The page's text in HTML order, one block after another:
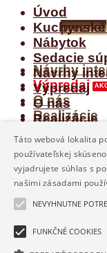
prezrieť
Návrhy
Výpredaj
O nás
Realizácie
Úvod
Nábytok
Sedacie
Návrhy
Výpredaj
O nás
Realizácie
Kontakt
Prihlásenie
Používateľské
Heslo
Táto webová lokalita
používateľskej
vyjadrujete súhlas s
našimi zásadami
NEVYHNUTNE
FUNKČNÉ COOKIES